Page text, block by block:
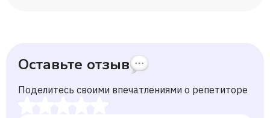
Оставьте отзыв
Поделитесь своими впечатлениями о репетиторе